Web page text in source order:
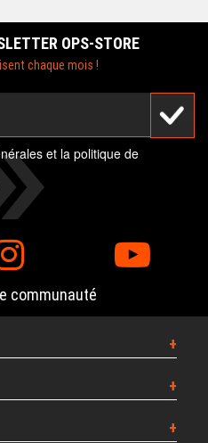
OPS-STORE
chaque mois !
et lapolitique de
communauté